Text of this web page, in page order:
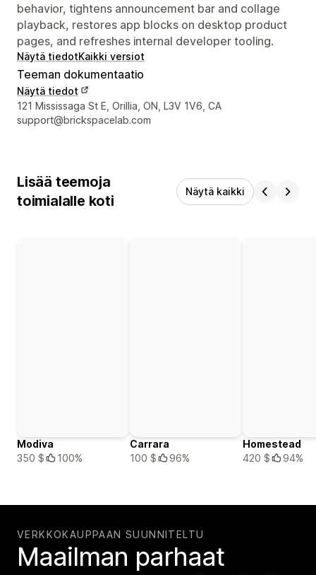
behavior, tightens announcement bar and collage
playback, restores app blocks on desktop product
pages, and refreshes internal developer tooling.
Näytä tiedotKaikki versiot
Teeman dokumentaatio
Näytä tiedot
Suunnittelijan yhteystiedot
121 Mississaga St E, Orillia, ON, L3V 1V6, CA
support@brickspacelab.com
Lisää teemoja
toimialalle koti
Näytä kaikki
Modiva
350 $
100%
Carrara
100 $
96%
Homestead
420 $
94%
VERKKOKAUPPAAN SUUNNITELTU
Maailman parhaat